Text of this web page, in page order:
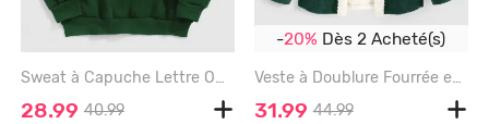
Sweat à Capuche Lettre OAKLAND Brodée en Laine Doublé - DEEP GREEN - S
28.99 40.99
-20% Dès 2 Acheté(s)
Veste à Doublure Fourrée en Velours Côtelé Design avec Double Poches - DEEP GREEN - S
31.99 44.99